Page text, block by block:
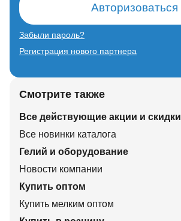
Авторизоваться
Забыли пароль?
Регистрация нового партнера
Смотрите также
Все действующие акции и скидки
Все новинки каталога
Гелий и оборудование
Новости компании
Купить оптом
Купить мелким оптом